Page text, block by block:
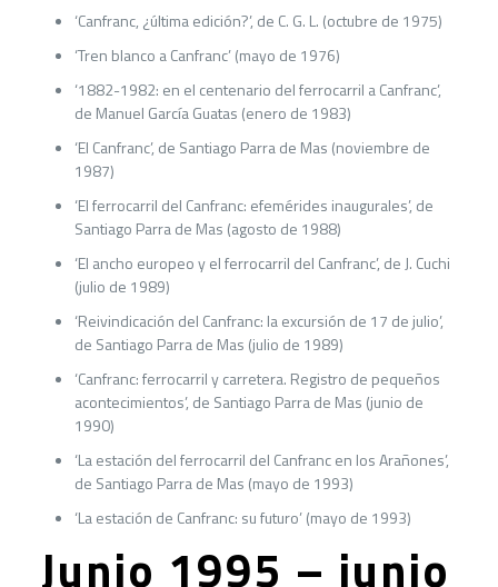
‘Canfranc, ¿última edición?’, de C. G. L. (octubre de 1975)
‘Tren blanco a Canfranc’ (mayo de 1976)
‘1882-1982: en el centenario del ferrocarril a Canfranc’,
de Manuel García Guatas (enero de 1983)
‘El Canfranc’, de Santiago Parra de Mas (noviembre de
1987)
‘El ferrocarril del Canfranc: efemérides inaugurales’, de
Santiago Parra de Mas (agosto de 1988)
‘El ancho europeo y el ferrocarril del Canfranc’, de J. Cuchi
(julio de 1989)
‘Reivindicación del Canfranc: la excursión de 17 de julio’,
de Santiago Parra de Mas (julio de 1989)
‘Canfranc: ferrocarril y carretera. Registro de pequeños
acontecimientos’, de Santiago Parra de Mas (junio de
1990)
‘La estación del ferrocarril del Canfranc en los Arañones’,
de Santiago Parra de Mas (mayo de 1993)
‘La estación de Canfranc: su futuro’ (mayo de 1993)
Junio 1995 – junio